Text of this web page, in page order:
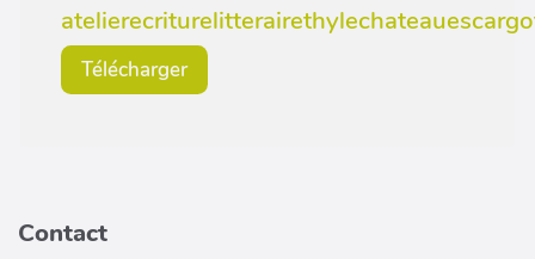
Télécharger
Contact